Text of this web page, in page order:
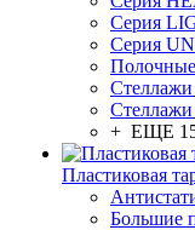
Серия
Серия
Полочные
+ ЕЩЕ
Пластиковая
Большие